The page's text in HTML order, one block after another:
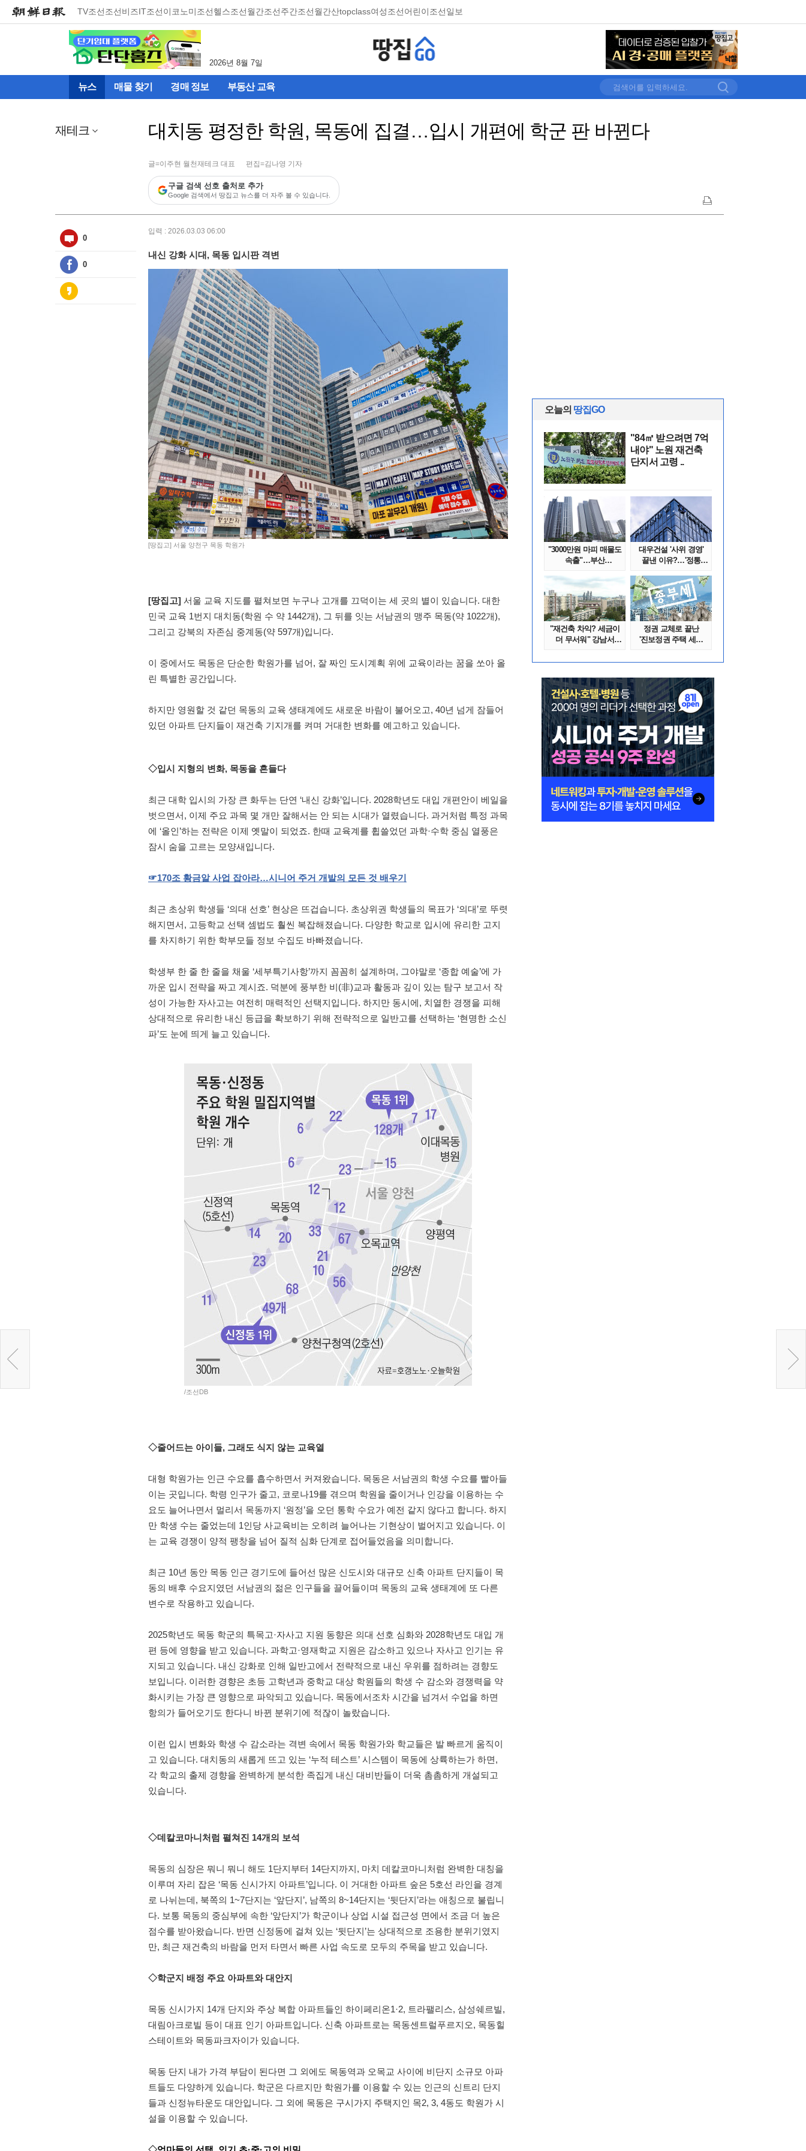
TV조선조선비즈IT조선이코노미조선헬스조선월간조선주간조선월간산topclass여성조선어린이조선일보
2026년 8월 7일
뉴스 매물 찾기 경매 정보 부동산 교육
재테크 대치동 평정한 학원, 목동에 집결…입시 개편에 학군 판 바뀐다
글=이주현 월천재테크 대표 편집=김나영 기자
구글 검색 선호 출처로 추가
Google 검색에서 땅집고 뉴스를 더 자주 볼 수 있습니다.
0
0
입력 : 2026.03.03 06:00
내신 강화 시대, 목동 입시판 격변
[땅집고] 서울 양천구 목동 학원가
[땅집고] 서울 교육 지도를 펼쳐보면 누구나 고개를 끄덕이는 세 곳의 별이 있습니다. 대한
민국 교육 1번지 대치동(학원 수 약 1442개), 그 뒤를 잇는 서남권의 맹주 목동(약 1022개),
그리고 강북의 자존심 중계동(약 597개)입니다.
이 중에서도 목동은 단순한 학원가를 넘어, 잘 짜인 도시계획 위에 교육이라는 꿈을 쏘아 올
린 특별한 공간입니다.
하지만 영원할 것 같던 목동의 교육 생태계에도 새로운 바람이 불어오고, 40년 넘게 잠들어
있던 아파트 단지들이 재건축 기지개를 켜며 거대한 변화를 예고하고 있습니다.
◇입시 지형의 변화, 목동을 흔들다
최근 대학 입시의 가장 큰 화두는 단연 ‘내신 강화’입니다. 2028학년도 대입 개편안이 베일을
벗으면서, 이제 주요 과목 몇 개만 잘해서는 안 되는 시대가 열렸습니다. 과거처럼 특정 과목
에 ‘올인’하는 전략은 이제 옛말이 되었죠. 한때 교육계를 휩쓸었던 과학·수학 중심 열풍은
잠시 숨을 고르는 모양새입니다.
☞170조 황금알 사업 잡아라…시니어 주거 개발의 모든 것 배우기
최근 초상위 학생들 ‘의대 선호’ 현상은 뜨겁습니다. 초상위권 학생들의 목표가 ‘의대’로 뚜렷
해지면서, 고등학교 선택 셈법도 훨씬 복잡해졌습니다. 다양한 학교로 입시에 유리한 고지
를 차지하기 위한 학부모들 정보 수집도 바빠졌습니다.
학생부 한 줄 한 줄을 채울 ‘세부특기사항’까지 꼼꼼히 설계하며, 그야말로 ‘종합 예술’에 가
까운 입시 전략을 짜고 계시죠. 덕분에 풍부한 비(非)교과 활동과 깊이 있는 탐구 보고서 작
성이 가능한 자사고는 여전히 매력적인 선택지입니다. 하지만 동시에, 치열한 경쟁을 피해
상대적으로 유리한 내신 등급을 확보하기 위해 전략적으로 일반고를 선택하는 ‘현명한 소신
파’도 눈에 띄게 늘고 있습니다.
/조선DB
◇줄어드는 아이들, 그래도 식지 않는 교육열
대형 학원가는 인근 수요를 흡수하면서 커져왔습니다. 목동은 서남권의 학생 수요를 빨아들
이는 곳입니다. 학령 인구가 줄고, 코로나19를 겪으며 학원을 줄이거나 인강을 이용하는 수
요도 늘어나면서 멀리서 목동까지 ‘원정’을 오던 통학 수요가 예전 같지 않다고 합니다. 하지
만 학생 수는 줄었는데 1인당 사교육비는 오히려 늘어나는 기현상이 벌어지고 있습니다. 이
는 교육 경쟁이 양적 팽창을 넘어 질적 심화 단계로 접어들었음을 의미합니다.
최근 10년 동안 목동 인근 경기도에 들어선 많은 신도시와 대규모 신축 아파트 단지들이 목
동의 배후 수요지였던 서남권의 젊은 인구들을 끌어들이며 목동의 교육 생태계에 또 다른
변수로 작용하고 있습니다.
2025학년도 목동 학군의 특목고·자사고 지원 동향은 의대 선호 심화와 2028학년도 대입 개
편 등에 영향을 받고 있습니다. 과학고·영재학교 지원은 감소하고 있으나 자사고 인기는 유
지되고 있습니다. 내신 강화로 인해 일반고에서 전략적으로 내신 우위를 점하려는 경향도
보입니다. 이러한 경향은 초등 고학년과 중학교 대상 학원들의 학생 수 감소와 경쟁력을 약
화시키는 가장 큰 영향으로 파악되고 있습니다. 목동에서조차 시간을 넘겨서 수업을 하면
항의가 들어오기도 한다니 바뀐 분위기에 적잖이 놀랐습니다.
이런 입시 변화와 학생 수 감소라는 격변 속에서 목동 학원가와 학교들은 발 빠르게 움직이
고 있습니다. 대치동의 새롭게 뜨고 있는 ‘누적 테스트’ 시스템이 목동에 상륙하는가 하면,
각 학교의 출제 경향을 완벽하게 분석한 족집게 내신 대비반들이 더욱 촘촘하게 개설되고
있습니다.
◇데칼코마니처럼 펼쳐진 14개의 보석
목동의 심장은 뭐니 뭐니 해도 1단지부터 14단지까지, 마치 데칼코마니처럼 완벽한 대칭을
이루며 자리 잡은 ‘목동 신시가지 아파트’입니다. 이 거대한 아파트 숲은 5호선 라인을 경계
로 나뉘는데, 북쪽의 1~7단지는 ‘앞단지’, 남쪽의 8~14단지는 ‘뒷단지’라는 애칭으로 불립니
다. 보통 목동의 중심부에 속한 ‘앞단지’가 학군이나 상업 시설 접근성 면에서 조금 더 높은
점수를 받아왔습니다. 반면 신정동에 걸쳐 있는 ‘뒷단지’는 상대적으로 조용한 분위기였지
만, 최근 재건축의 바람을 먼저 타면서 빠른 사업 속도로 모두의 주목을 받고 있습니다.
◇학군지 배정 주요 아파트와 대안지
목동 신시가지 14개 단지와 주상 복합 아파트들인 하이페리온1·2, 트라팰리스, 삼성쉐르빌,
대림아크로빌 등이 대표 인기 아파트입니다. 신축 아파트로는 목동센트럴푸르지오, 목동힐
스테이트와 목동파크자이가 있습니다.
목동 단지 내가 가격 부담이 된다면 그 외에도 목동역과 오목교 사이에 비단지 소규모 아파
트들도 다양하게 있습니다. 학군은 다르지만 학원가를 이용할 수 있는 인근의 신트리 단지
들과 신정뉴타운도 대안입니다. 그 외에 목동은 구시가지 주택지인 목2, 3, 4동도 학원가 시
설을 이용할 수 있습니다.
오늘의 땅집GO
"84㎡ 받으려면 7억
내야" 노원 재건축
단지서 고령 ..
"3000만원 마피 매물도
속출"…부산
대우건설 '사위 경영'
끝낸 이유?…'정통
"재건축 차익? 세금이
더 무서워" 강남서
정권 교체로 끝난
'진보정권 주택 세금